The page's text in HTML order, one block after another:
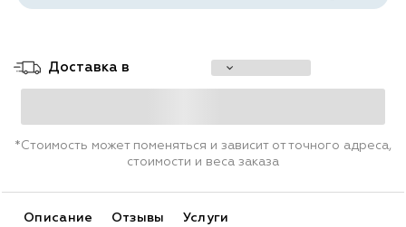
Доставка в
*Стоимость может поменяться и зависит от точного адреса,
стоимости и веса заказа
Описание Отзывы Услуги